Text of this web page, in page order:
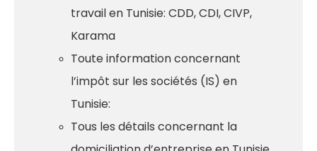
travail en Tunisie: CDD, CDI, CIVP,
Karama
Toute information concernant
l’impôt sur les sociétés (IS) en
Tunisie:
Tous les détails concernant la